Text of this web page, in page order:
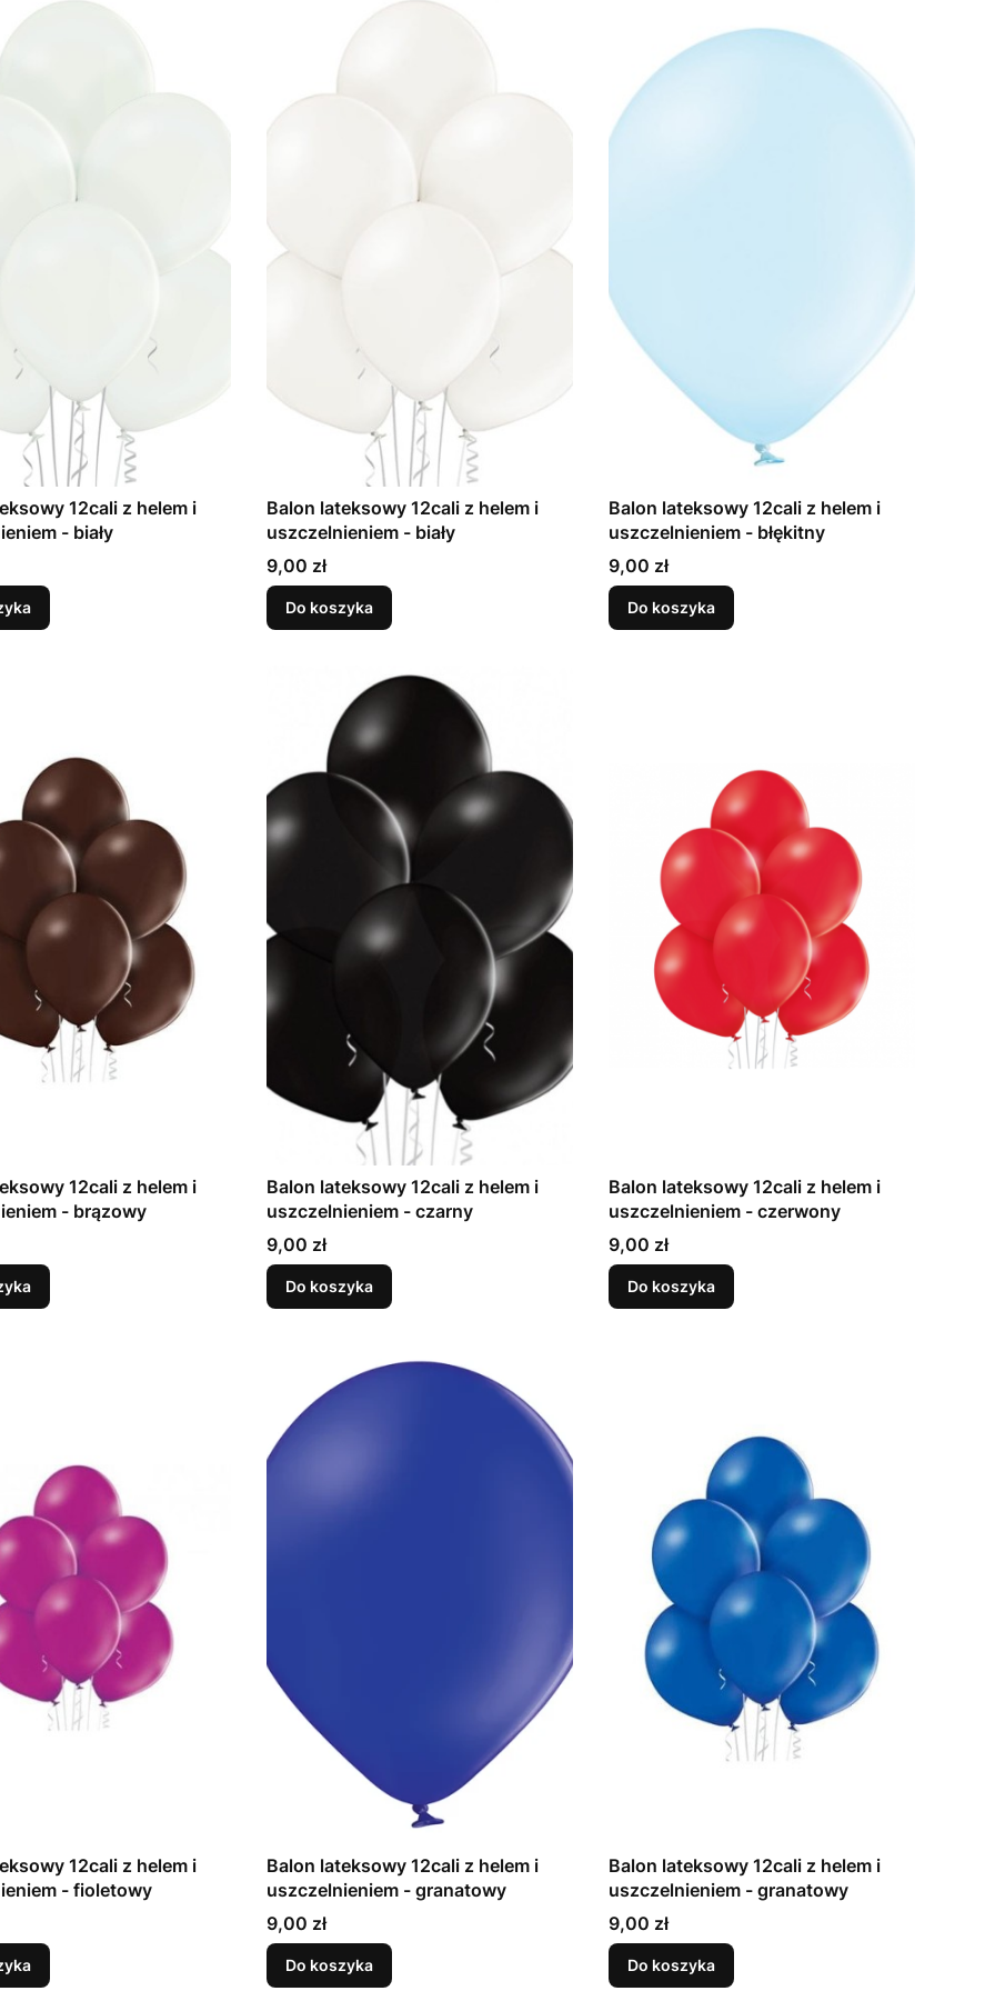
12cali z helem i
uszczelnieniem - biały
Balon lateksowy 12cali z helem i
uszczelnieniem - biały
Cena
9,00 zł
Do koszyka
Balon lateksowy 12cali z helem i
uszczelnieniem - błękitny
Cena
9,00 zł
Do koszyka
12cali z helem i
uszczelnieniem - brązowy
Balon lateksowy 12cali z helem i
uszczelnieniem - czarny
Cena
9,00 zł
Do koszyka
Balon lateksowy 12cali z helem i
uszczelnieniem - czerwony
Cena
9,00 zł
Do koszyka
12cali z helem i
uszczelnieniem - fioletowy
Balon lateksowy 12cali z helem i
uszczelnieniem - granatowy
Cena
9,00 zł
Do koszyka
Balon lateksowy 12cali z helem i
uszczelnieniem - granatowy
Cena
9,00 zł
Do koszyka